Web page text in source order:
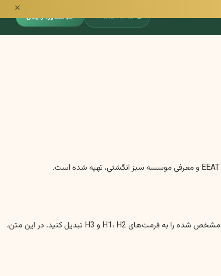
✕
📞۰۹۳۵۱۵۹۱۳۹۵ 🎓 مشاوره رایگان
برای اینکه هدینگ‌ها به‌صورت خودکار در ورد یا سایت تشخیص داده شوند، لازم است که پس از کپی پیست این متن، شما به صورت دستی تیترهای مشخص شده را به فرمت‌های H1، H2 و H3 تبدیل کنید. در این متن،